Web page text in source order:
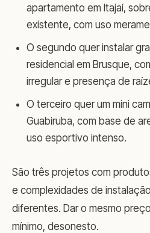
apartamento em Itajaí,
existente, com uso
O segundo quer instalar
residencial em Brusque,
irregular e presença de
O terceiro quer um mini
Guabiruba, com base de
uso esportivo intenso.
São três projetos com
e complexidades de
diferentes. Dar o mesmo
mínimo, desonesto.